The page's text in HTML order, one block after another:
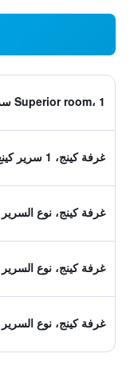
Superior room، 1 سرير توأم
غرفة كينج، 1 سرير كينغ
غرفة كينج، نوع
غرفة كينج، نوع
غرفة كينج، نوع